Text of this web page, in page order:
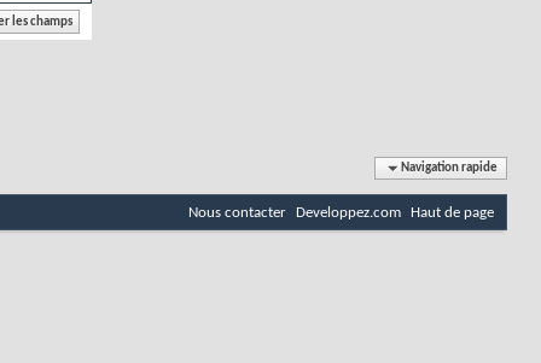
Navigation rapide
Nous contacter Developpez.com Haut de page